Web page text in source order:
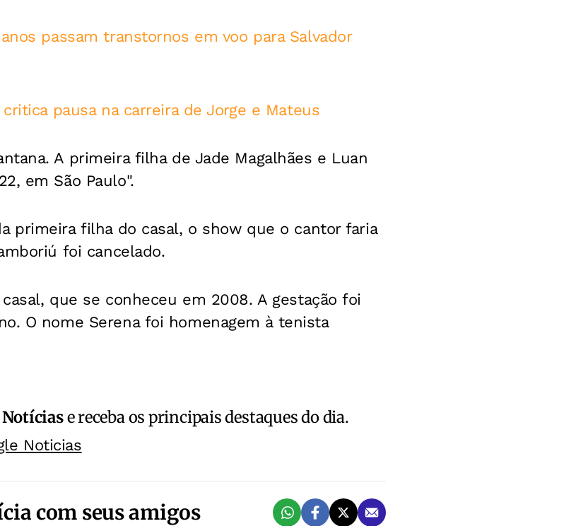
passam transtornos em voo para Salvador
pausa na carreira de Jorge e Mateus
A primeira filha de Jade Magalhães e Luan
em São Paulo".
primeira filha do casal, o show que o cantor faria
foi cancelado.
que se conheceu em 2008. A gestação foi
O nome Serena foi homenagem à tenista
e receba os principais destaques do dia.
Noticias
com seus amigos